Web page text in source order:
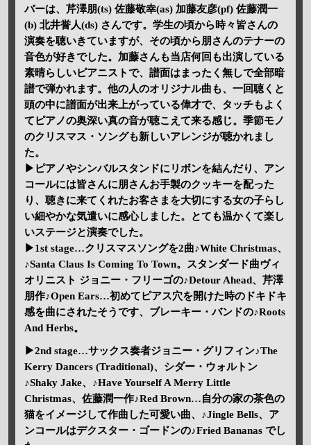
バーは、芹澤朋(ts) 佐藤敬幸(as) 加藤友彦(pf) 佐藤潤一
(b) 北井誉人(ds) さんです。学生の頃から時々皆さんの
演奏を聴いきていますが、その頃から朋さんのテナーの
音色が好きでした。加藤さんも当店何回も出演している
素晴らしいピアニストで、譜面はまったく無しで全部暗
譜で弾かれます。他の人のオリジナル曲も、一回聴くと
頭の中に譜面が出来上がっている偉才で、タッチもよく
てピアノの奥深い真の音が聴こえて来る感じ。季節モノ
のクリスマス・ソングも新しいアレンジが聴かれまし
た。
▶ピアノやシンバルスタンドにリボンを結んだり、アン
コールには皆さんに朋さんお手製のクッキーを配った
り、聴きに来てくれたお客さまを大切にする女の子らし
い細やかな気遣いに感心しました。とても温かくて楽し
いステージと演奏でした。
▶1st stage…クリスマスソングを2曲♪White Christmas、
♪Santa Claus Is Coming To Town。スタンダード曲ヴィ
オリニスト ジョニー・フリーゴの♪Detour Ahead、芹澤
朋作♪Open Ears…初めてピアス穴を開けた時のドキドキ
感を曲にされたそうです、ブレーキー・バンドの♪Roots
And Herbs。
▶2nd stage…サックス奏者ジョニー・グリフィン♪The
Kerry Dancers (Traditional)、シダー・ウォルトン
♪Shaky Jake、♪Have Yourself A Merry Little
Christmas、佐藤潤一作♪Red Brown…自分の家の茶色の
猫をイメージして作曲した可愛い曲、♪Jingle Bells、ア
ンコールはデクスター・ゴードンの♪Fried Bananas でし